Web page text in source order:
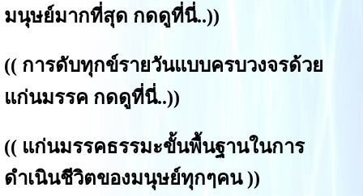
มนุษย์มากที่สุด กดดูที่นี่..))
(( การดับทุกข์รายวันแบบครบวงจรด้วย
แก่นมรรค กดดูที่นี่..))
(( แก่นมรรคธรรมะขั้นพื้นฐานในการ
ดำเนินชีวิตของมนุษย์ทุกๆคน))